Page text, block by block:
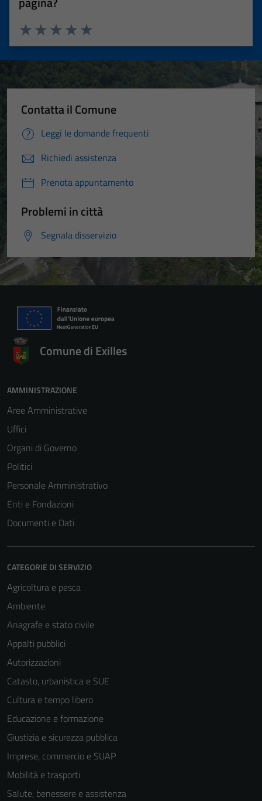
Valuta 5 stelle su 5
Valuta 4 stelle su 5
Valuta 3 stelle su 5
Valuta 2 stelle su 5
Valuta 1 stelle su 5
Contatta il Comune
Leggi le domande frequenti
Richiedi assistenza
Prenota appuntamento
Problemi in città
Segnala disservizio
Comune di Exilles
AMMINISTRAZIONE
Aree Amministrative
Uffici
Organi di Governo
Politici
Personale Amministrativo
Enti e Fondazioni
Documenti e Dati
CATEGORIE DI SERVIZIO
Agricoltura e pesca
Ambiente
Anagrafe e stato civile
Appalti pubblici
Autorizzazioni
Catasto, urbanistica e SUE
Cultura e tempo libero
Educazione e formazione
Giustizia e sicurezza pubblica
Imprese, commercio e SUAP
Mobilità e trasporti
Salute, benessere e assistenza